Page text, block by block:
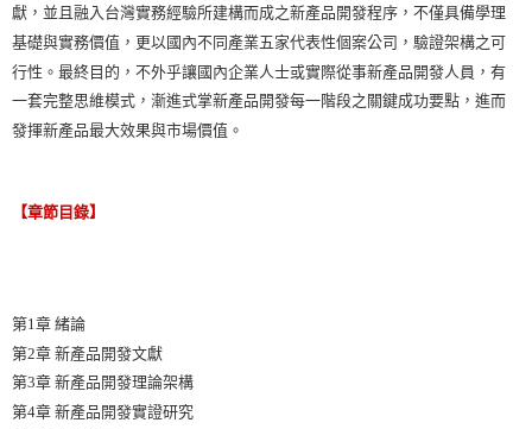
獻，並且融入台灣實務經驗所建構而成之新產品開發程序，不僅具備學理
基礎與實務價值，更以國內不同產業五家代表性個案公司，驗證架構之可
行性。最終目的，不外乎讓國內企業人士或實際從事新產品開發人員，有
一套完整思維模式，漸進式掌新產品開發每一階段之關鍵成功要點，進而
發揮新產品最大效果與市場價值。
【章節目錄】
第1章 緒論
第2章 新產品開發文獻
第3章 新產品開發理論架構
第4章 新產品開發實證研究